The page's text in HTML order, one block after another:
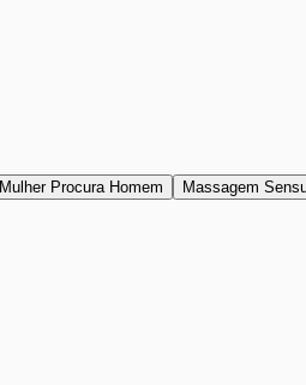
Mulher Procura Homem Massagem